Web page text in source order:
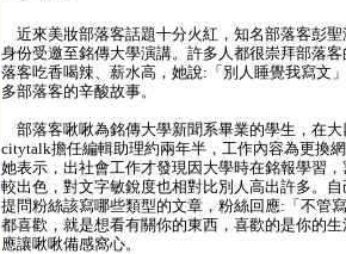
近來美妝部落客話題十分火紅，知名部落客彭
身份受邀至銘傳大學演講。許多人都很崇拜部落
落客吃香喝辣、薪水高，她說:「別人睡覺我寫文
多部落客的辛酸故事。
部落客啾啾為銘傳大學新聞系畢業的學生，在
citytalk擔任編輯助理約兩年半，工作內容為更換
她表示，出社會工作才發現因大學時在銘報學習
較出色，對文字敏銳度也相對比別人高出許多。
提問粉絲該寫哪些類型的文章，粉絲回應:「不管
都喜歡，就是想看有關你的東西，喜歡的是你的
應讓啾啾備感窩心。